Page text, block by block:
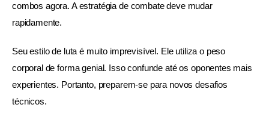
combos agora. A estratégia de combate deve mudar
rapidamente.
Seu estilo de luta é muito imprevisível. Ele utiliza o peso
corporal de forma genial. Isso confunde até os oponentes mais
experientes. Portanto, preparem-se para novos desafios
técnicos.